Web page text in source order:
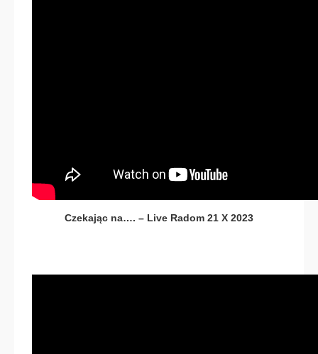
Czekając na…. – Live Radom 21 X 2023